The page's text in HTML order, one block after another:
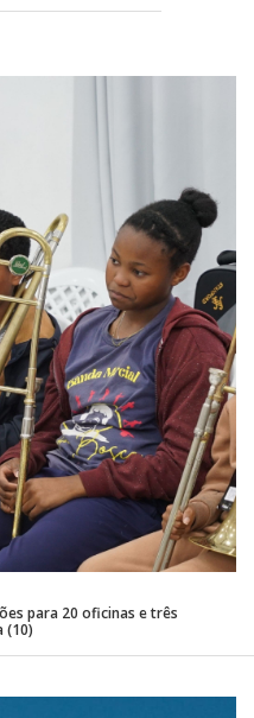
para eventos corporativos e
para 20 oficinas e três
(10)